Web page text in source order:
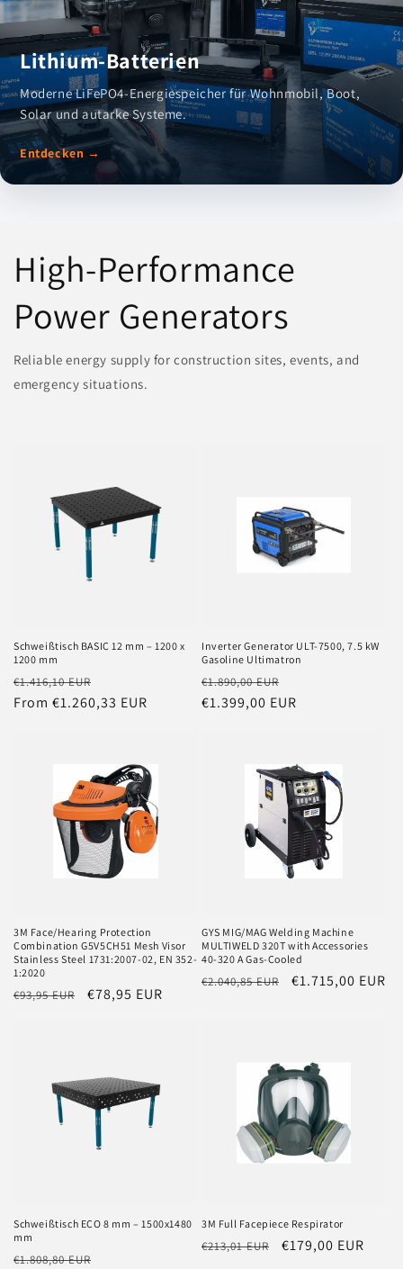
Lithium-Batterien
Moderne LiFePO4-Energiespeicher für Wohnmobil, Boot,
Solar und autarke Systeme.
Entdecken →
High-Performance
Power Generators
Reliable energy supply for construction sites, events, and
emergency situations.
Schweißtisch BASIC 12 mm – 1200 x
1200 mm
Regular
price
€1.416,10 EUR
price
From €1.260,33 EUR
Inverter Generator ULT-7500, 7.5 kW
Gasoline Ultimatron
Regular
price
€1.890,00 EUR
price
€1.399,00 EUR
3M Face/Hearing Protection
Combination G5V5CH51 Mesh Visor
Stainless Steel 1731:2007-02, EN 352-
1:2020
Regular
€93,95 EUR
Sale
€78,95 EUR
GYS MIG/MAG Welding Machine
MULTIWELD 320T with Accessories
40-320 A Gas-Cooled
Regular
€2.040,85 EUR
Sale
€1.715,00 EUR
Schweißtisch ECO 8 mm – 1500x1480
mm
Regular
€1.808,80 EUR
3M Full Facepiece Respirator
Regular
€213,01 EUR
Sale
€179,00 EUR